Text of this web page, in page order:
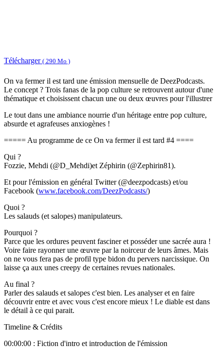
Télécharger ( 290 Mo )
On va fermer il est tard une émission mensuelle de DeezPodcasts.
Le concept ? Trois fanas de la pop culture se retrouvent autour d'une
thématique et choisissent chacun une ou deux œuvres pour l'illustrer
Le tout dans une ambiance nourrie d'un héritage entre pop culture,
absurde et agrafeuses anxiogènes !
===== Au programme de ce On va fermer il est tard #4 ====
Qui ?
Fozzie, Mehdi (@D_Mehdi)et Zéphirin (@Zephirin81).
Et pour l'émission en général Twitter (@deezpodcasts) et/ou
Facebook (www.facebook.com/DeezPodcasts/)
Quoi ?
Les salauds (et salopes) manipulateurs.
Pourquoi ?
Parce que les ordures peuvent fasciner et posséder une sacrée aura !
Voire faire rayonner une œuvre par la noirceur de leurs âmes. Mais
on ne vous fera pas de profil type bidon du pervers narcissique. On
laisse ça aux unes creepy de certaines revues nationales.
Au final ?
Parler des salauds et salopes c'est bien. Les analyser et en faire
découvrir entre et avec vous c'est encore mieux ! Le diable est dans
le détail à ce qui parait.
Timeline & Crédits
00:00:00 : Fiction d'intro et introduction de l'émission